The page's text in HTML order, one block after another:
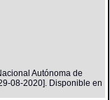
Autónoma de
08-2020]. Disponible en